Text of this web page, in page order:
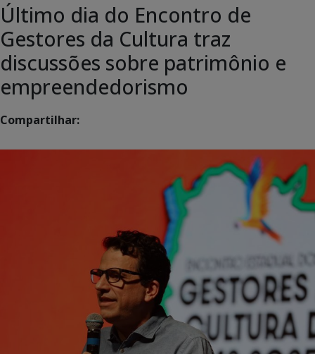
Último dia do Encontro de
Gestores da Cultura traz
discussões sobre patrimônio e
empreendedorismo
Compartilhar: